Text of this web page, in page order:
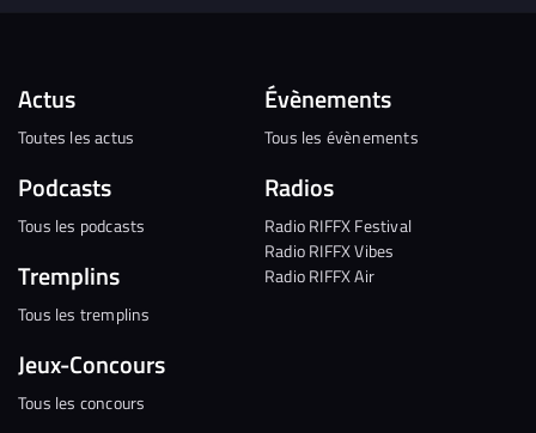
Actus
Toutes les actus
Podcasts
Tous les podcasts
Tremplins
Tous les tremplins
Jeux-Concours
Tous les concours
Évènements
Tous les évènements
Radios
Radio RIFFX Festival
Radio RIFFX Vibes
Radio RIFFX Air